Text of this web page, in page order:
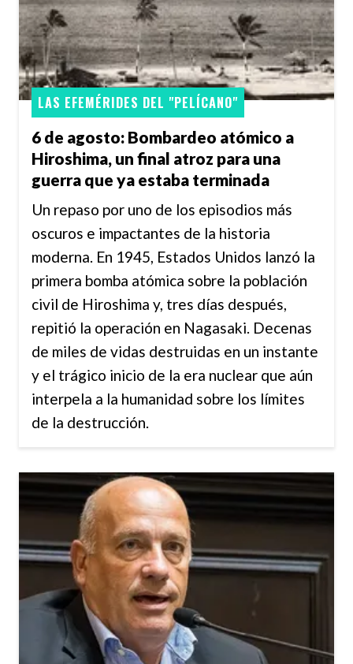
6 de agosto: Bombardeo atómico a
Hiroshima, un final atroz para una
guerra que ya estaba terminada
LAS EFEMÉRIDES DEL "PELÍCANO"
Un repaso por uno de los episodios más
oscuros e impactantes de la historia
moderna. En 1945, Estados Unidos lanzó la
primera bomba atómica sobre la población
civil de Hiroshima y, tres días después,
repitió la operación en Nagasaki. Decenas
de miles de vidas destruidas en un instante
y el trágico inicio de la era nuclear que aún
interpela a la humanidad sobre los límites
de la destrucción.